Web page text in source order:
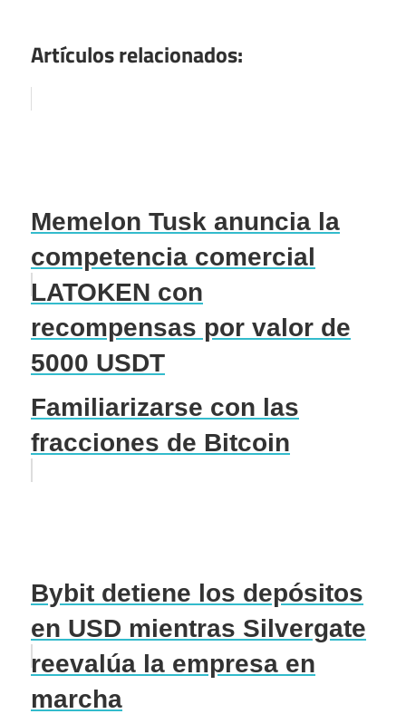
Artículos relacionados:
Memelon Tusk anuncia la
competencia comercial
LATOKEN con
recompensas por valor de
5000 USDT
Familiarizarse con las
fracciones de Bitcoin
Bybit detiene los depósitos
en USD mientras Silvergate
reevalúa la empresa en
marcha